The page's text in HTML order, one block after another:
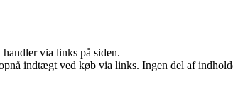
via links på siden.
indtægt ved køb via links. Ingen del af